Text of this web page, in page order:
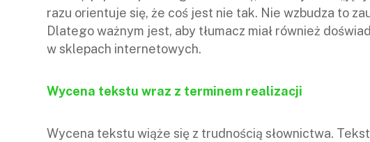
razu orientuje się, że coś jest nie tak. Nie wzbudza to
Dlatego ważnym jest, aby tłumacz miał również
w sklepach internetowych.
Wycena tekstu wraz z terminem realizacji
Wycena tekstu wiąże się z trudnością słownictwa.